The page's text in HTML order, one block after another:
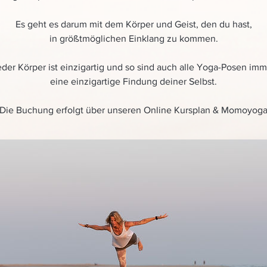
Es geht es darum mit dem Körper und Geist, den du hast,
in größtmöglichen Einklang zu kommen.
Körper ist einzigartig und so sind auch alle Yoga-Posen
eine einzigartige Findung deiner Selbst.
Die Buchung erfolgt über unseren Online Kursplan & Momoyoga